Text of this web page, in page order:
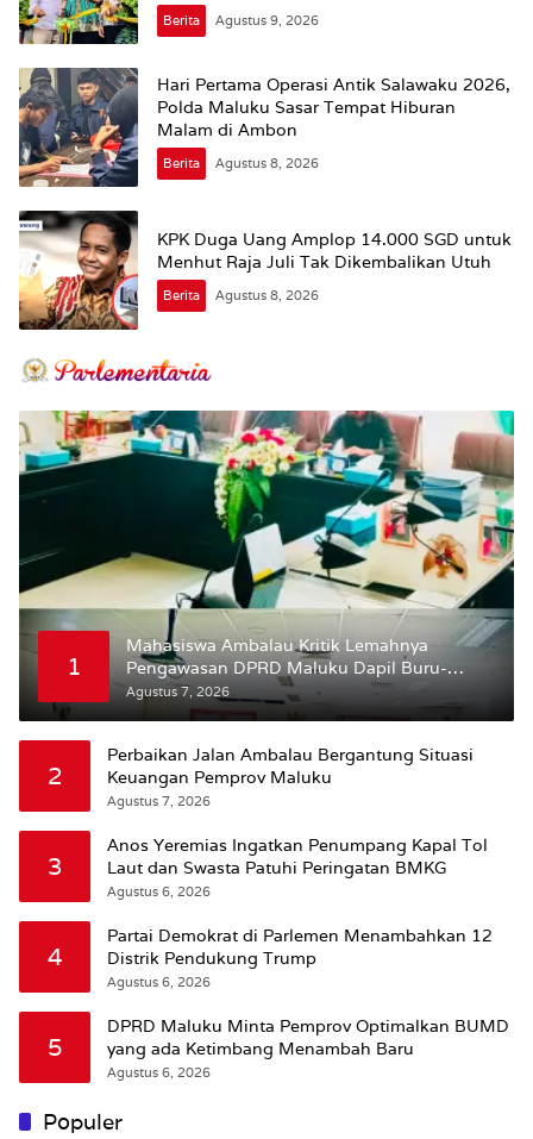
Berita Agustus 9, 2026
Hari Pertama Operasi Antik Salawaku 2026,
Polda Maluku Sasar Tempat Hiburan
Malam di Ambon
Berita Agustus 8, 2026
KPK Duga Uang Amplop 14.000 SGD untuk
Menhut Raja Juli Tak Dikembalikan Utuh
Berita Agustus 8, 2026
1
Mahasiswa Ambalau Kritik Lemahnya
Pengawasan DPRD Maluku Dapil Buru-
Bursel Terhadap Proses Perubahan Status
Jalan
Agustus 7, 2026
2
Perbaikan Jalan Ambalau Bergantung Situasi
Keuangan Pemprov Maluku
Agustus 7, 2026
3
Anos Yeremias Ingatkan Penumpang Kapal Tol
Laut dan Swasta Patuhi Peringatan BMKG
Agustus 6, 2026
4
Partai Demokrat di Parlemen Menambahkan 12
Distrik Pendukung Trump
Agustus 6, 2026
5
DPRD Maluku Minta Pemprov Optimalkan BUMD
yang ada Ketimbang Menambah Baru
Agustus 6, 2026
Populer